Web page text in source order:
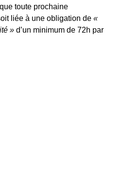
toute prochaine
liée à une obligation de «
»d’un minimum de 72h par